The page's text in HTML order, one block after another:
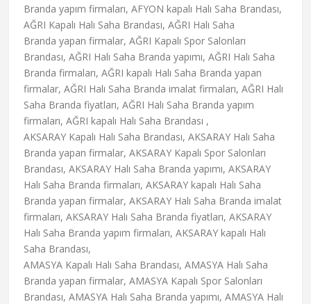
Branda yapım firmaları, AFYON kapalı Halı Saha Brandası,
AĞRI Kapalı Halı Saha Brandası, AĞRI Halı Saha
Branda yapan firmalar, AĞRI Kapalı Spor Salonları
Brandası, AĞRI Halı Saha Branda yapımı, AĞRI Halı Saha
Branda firmaları, AĞRI kapalı Halı Saha Branda yapan
firmalar, AĞRI Halı Saha Branda imalat firmaları, AĞRI Halı
Saha Branda fiyatları, AĞRI Halı Saha Branda yapım
firmaları, AĞRI kapalı Halı Saha Brandası ,
AKSARAY Kapalı Halı Saha Brandası, AKSARAY Halı Saha
Branda yapan firmalar, AKSARAY Kapalı Spor Salonları
Brandası, AKSARAY Halı Saha Branda yapımı, AKSARAY
Halı Saha Branda firmaları, AKSARAY kapalı Halı Saha
Branda yapan firmalar, AKSARAY Halı Saha Branda imalat
firmaları, AKSARAY Halı Saha Branda fiyatları, AKSARAY
Halı Saha Branda yapım firmaları, AKSARAY kapalı Halı
Saha Brandası,
AMASYA Kapalı Halı Saha Brandası, AMASYA Halı Saha
Branda yapan firmalar, AMASYA Kapalı Spor Salonları
Brandası, AMASYA Halı Saha Branda yapımı, AMASYA Halı